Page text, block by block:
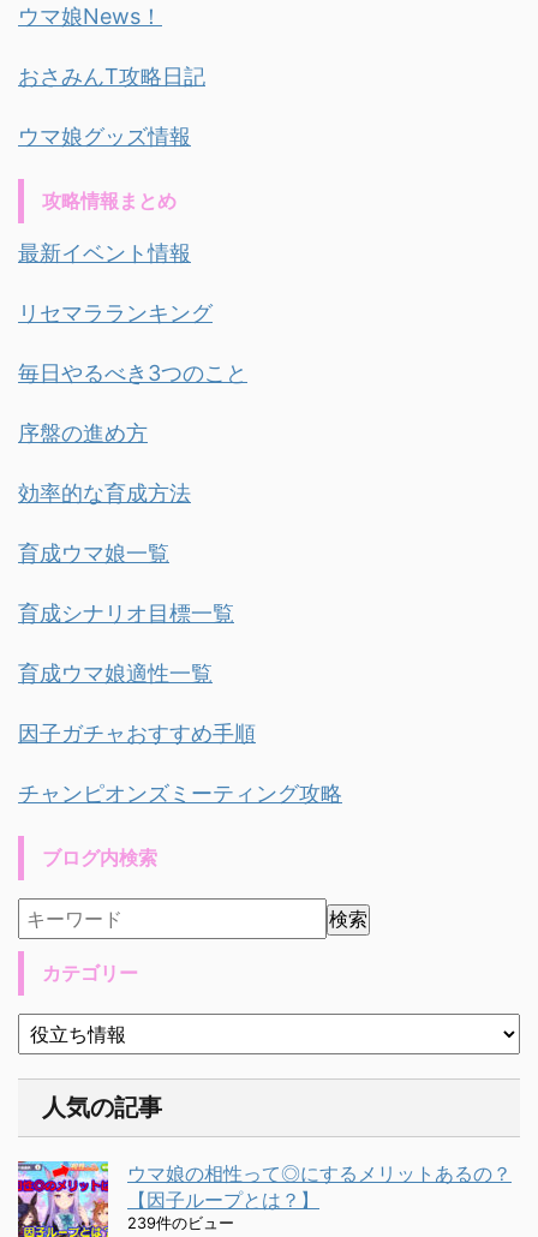
ウマ娘News！
おさみんT攻略日記
ウマ娘グッズ情報
攻略情報まとめ
最新イベント情報
リセマラランキング
毎日やるべき3つのこと
序盤の進め方
効率的な育成方法
育成ウマ娘一覧
育成シナリオ目標一覧
育成ウマ娘適性一覧
因子ガチャおすすめ手順
チャンピオンズミーティング攻略
ブログ内検索
カテゴリー
人気の記事
ウマ娘の相性って◎にするメリットあるの？
【因子ループとは？】
239件のビュー